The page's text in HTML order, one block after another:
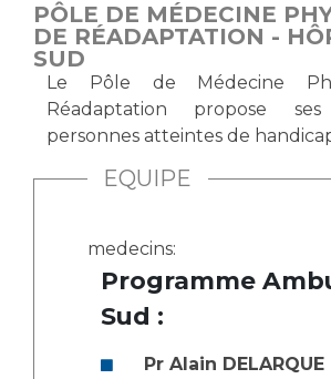
Maternité Hôpital Nord
Vos représentants
La Commission Des Usagers (CDU)
Les Comités Locaux des Usagers
Le projet des usagers
Presse / Multimédia
Communiqués de presse
Dossiers de presse
Médiathèque
Rôles et missions
Liste des marchés conclus
PÔLE DE MÉDECINE
DE RÉADAPTATION -
SUD
Le Pôle de Médecine
Réadaptation propose
personnes atteintes de
EQUIPE
medecins:
Programme
Sud :
Pr Alain DELARQUE